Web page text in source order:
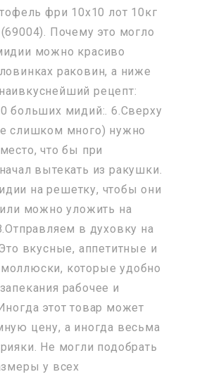
фри 10х10 лот 10кг
Почему это могло
можно красиво
раковин, а ниже
рецепт:
больших мидий:. 6.Сверху
слишком много) нужно
что бы при
вытекать из ракушки.
на решетку, чтобы они
или можно уложить на
в духовку на
вкусные, аппетитные и
которые удобно
рабочее и
этот товар может
цену, а иногда весьма
Не могли подобрать
у всех